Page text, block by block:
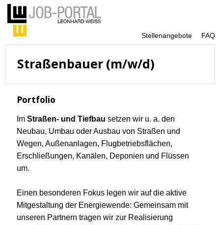
Stellenangebote FAQ
Straßenbauer (m/w/d)
Portfolio
Im Straßen- und Tiefbau setzen wir u. a. den
Neubau, Umbau oder Ausbau von Straßen und
Wegen, Außenanlagen, Flugbetriebsflächen,
Erschließungen, Kanälen, Deponien und Flüssen
um.
Einen besonderen Fokus legen wir auf die aktive
Mitgestaltung der Energiewende: Gemeinsam mit
unseren Partnern tragen wir zur Realisierung